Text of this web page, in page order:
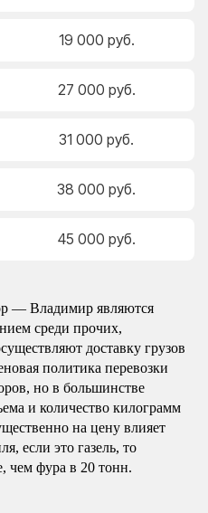
19 000 руб.
27 000 руб.
31 000 руб.
38 000 руб.
45 000 руб.
— Владимир являются
среди прочих,
доставку грузов
политика перевозки
но в большинстве
и количество килограмм
на цену влияет
если это газель, то
чем фура в 20 тонн.